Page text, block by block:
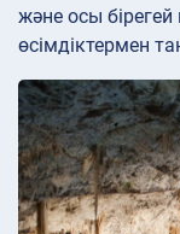
және осы бірегей
өсімдіктермен